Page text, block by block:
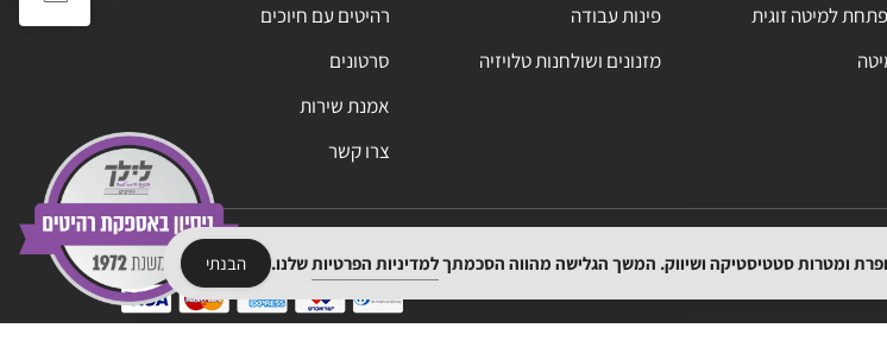
למיטה זוגית
פינות עבודה
מזנונים ושולחנות טלויזיה
רהיטים עם חיוכים
סרטונים
אמנת שירות
צרו קשר
מדיניות החזרת המוצרים מדיניות משלוחים
ומטרות סטטיסטיקה ושיווק. המשך הגלישה מהווה הסכמתךלמדיניות הפרטיותשלנו. הבנתי